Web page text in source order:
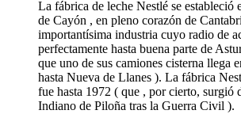
La fábrica de leche Nestlé se estableció
de Cayón , en pleno corazón de
importantísima industria cuyo radio de
perfectamente hasta buena parte de
que uno de sus camiones cisterna llega
hasta Nueva de Llanes ). La fábrica
fue hasta 1972 ( que , por cierto, surgió
Indiano de Piloña tras la Guerra Civil ).